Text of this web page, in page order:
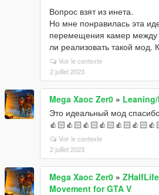
Вопрос взят из инета.
Но мне понравилась эта
перемещения камер
ли реализовать такой мод.
Voir le contexte
2 juillet 2023
Mega Xaoc Zer0 »
Это идеальный мод
Voir le contexte
2 juillet 2023
Mega Xaoc Zer0 »
Movement for GTA V